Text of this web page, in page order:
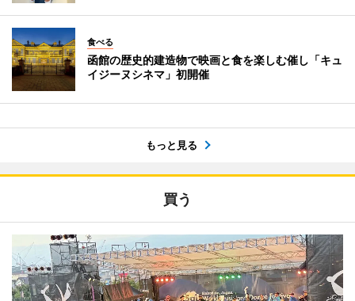
食べる
函館の歴史的建造物で映画と食を楽しむ催し「キュ
イジーヌシネマ」初開催
もっと見る
買う